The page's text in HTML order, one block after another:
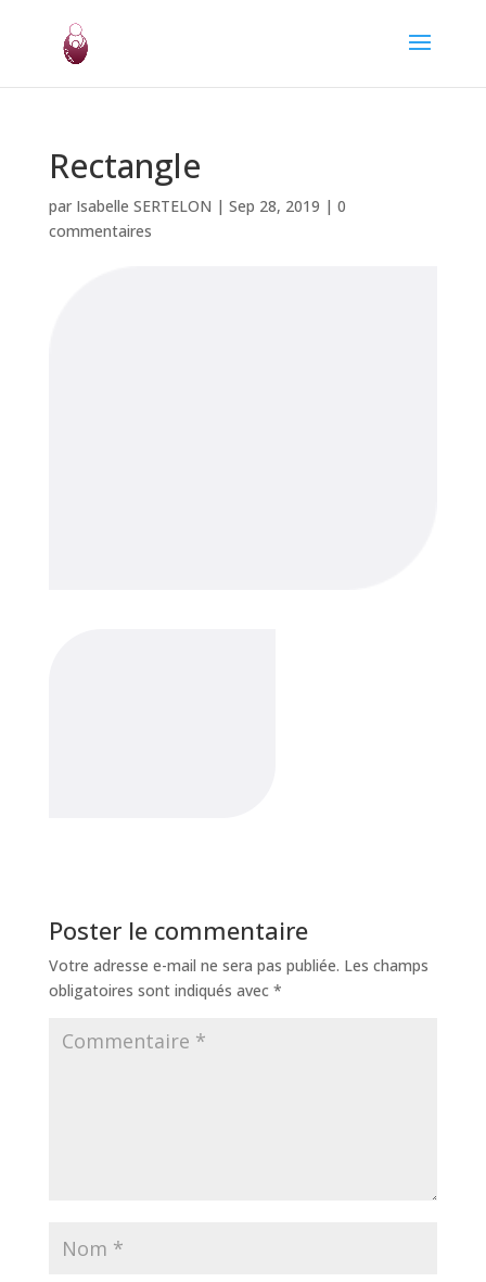
Rectangle
par Isabelle SERTELON | Sep 28, 2019 | 0
commentaires
Poster le commentaire
Votre adresse e-mail ne sera pas publiée. Les champs
obligatoires sont indiqués avec *